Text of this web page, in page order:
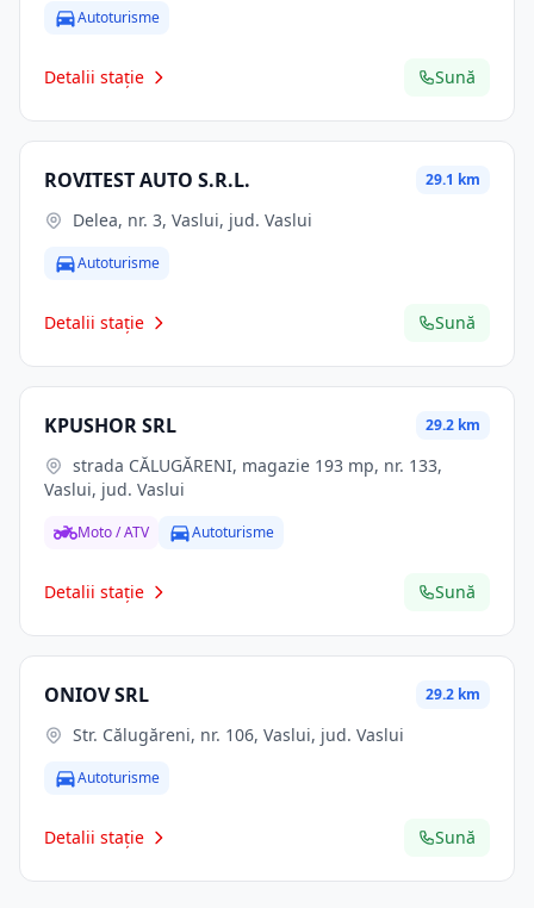
Autoturisme
Detalii stație Sună
ROVITEST AUTO S.R.L. 29.1 km
Delea, nr. 3, Vaslui, jud. Vaslui
Autoturisme
Detalii stație Sună
KPUSHOR SRL 29.2 km
Vaslui, jud. Vaslui
Moto / ATV Autoturisme
Detalii stație Sună
ONIOV SRL 29.2 km
Str. Călugăreni, nr. 106, Vaslui, jud. Vaslui
Autoturisme
Detalii stație Sună